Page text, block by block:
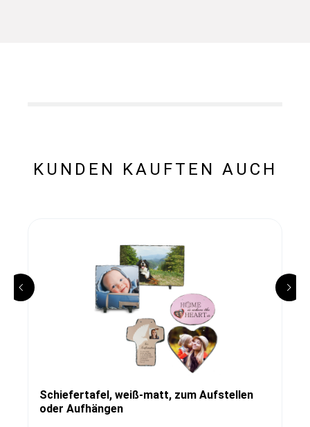
KUNDEN KAUFTEN AUCH
Schiefertafel, weiß-matt, zum Aufstellen
oder Aufhängen